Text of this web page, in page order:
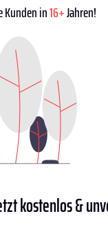
in16+Jahren!
kostenlos &